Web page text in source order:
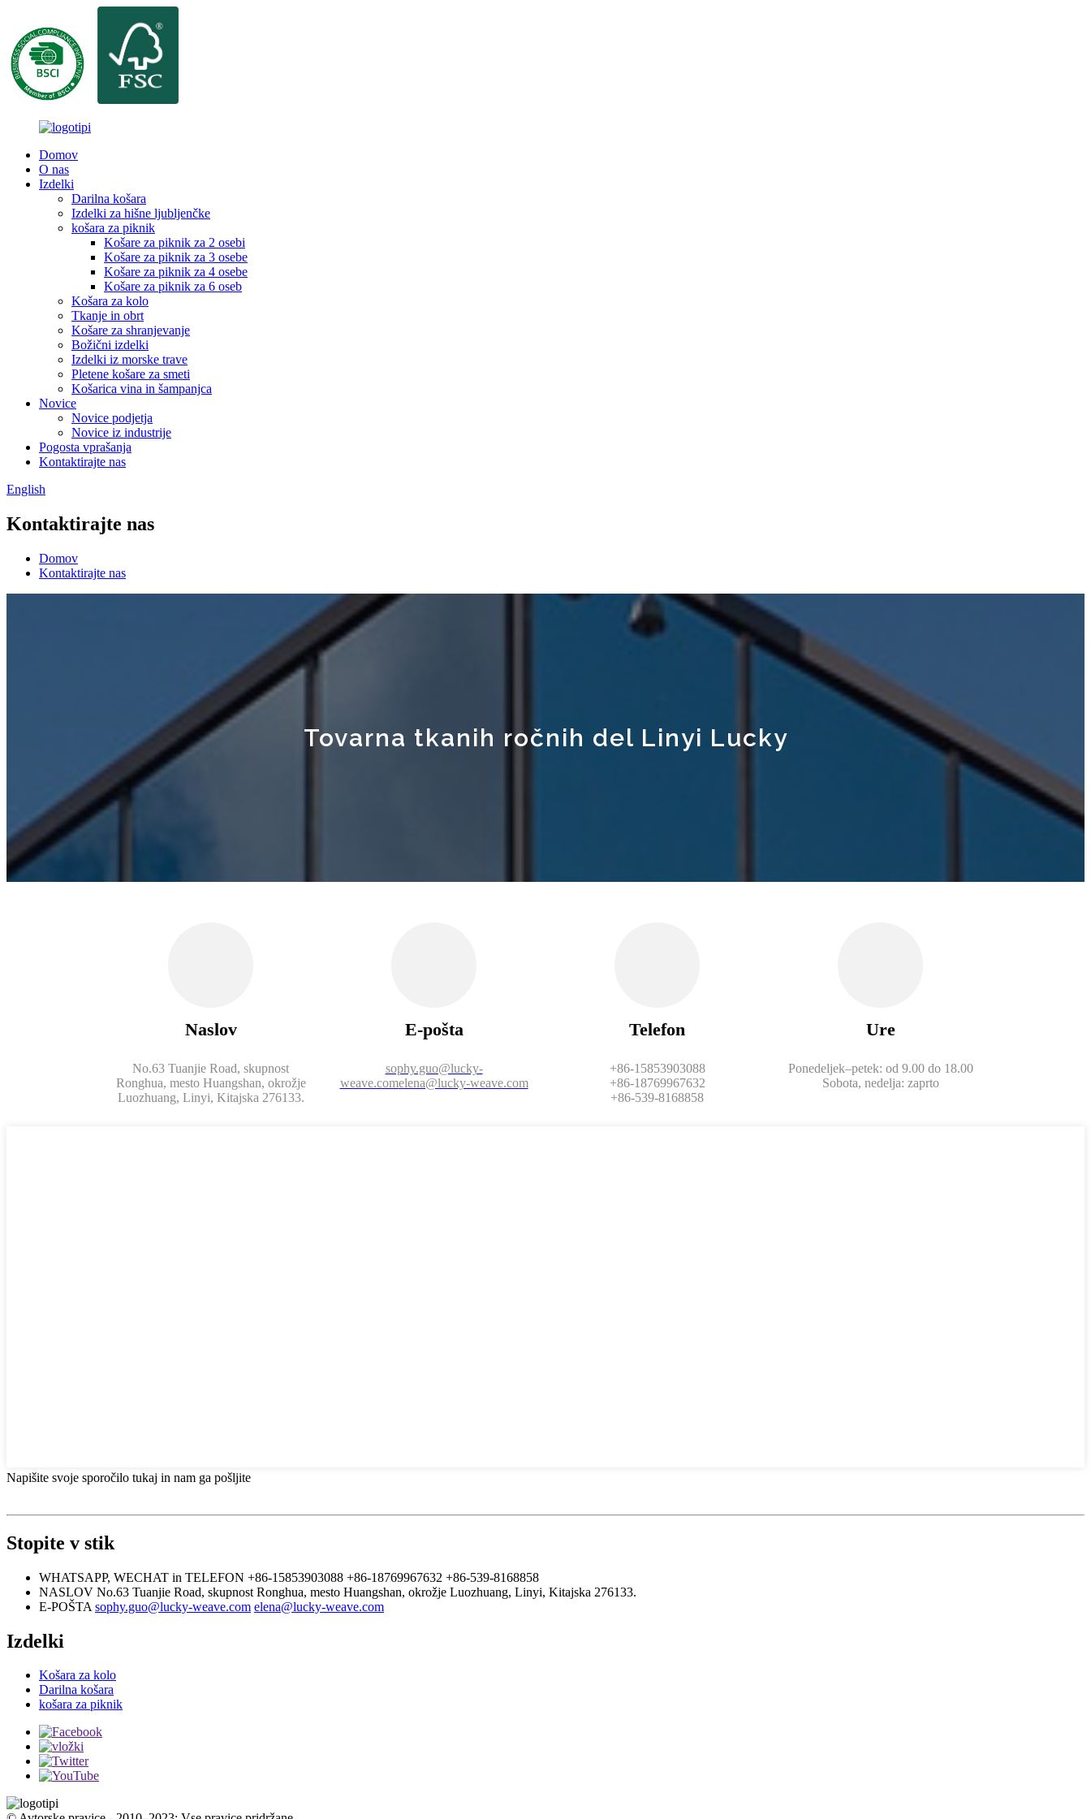
Domov
O nas
Izdelki
Darilna košara
Izdelki za hišne ljubljenčke
košara za piknik
Košare za piknik za 2 osebi
Košare za piknik za 3 osebe
Košare za piknik za 4 osebe
Košare za piknik za 6 oseb
Košara za kolo
Tkanje in obrt
Košare za shranjevanje
Božični izdelki
Izdelki iz morske trave
Pletene košare za smeti
Košarica vina in šampanjca
Novice
Novice podjetja
Novice iz industrije
Pogosta vprašanja
Kontaktirajte nas
English
Kontaktirajte nas
Domov
Kontaktirajte nas
Tovarna tkanih ročnih del Linyi Lucky
Naslov
No.63 Tuanjie Road, skupnost
Ronghua, mesto Huangshan, okrožje
Luozhuang, Linyi, Kitajska 276133.
E-pošta
sophy.guo@lucky-
weave.comelena@lucky-weave.com
Telefon
+86-15853903088
+86-18769967632
+86-539-8168858
Ure
Ponedeljek–petek: od 9.00 do 18.00
Sobota, nedelja: zaprto
Napišite svoje sporočilo tukaj in nam ga pošljite
Stopite v stik
WHATSAPP, WECHAT in TELEFON +86-15853903088 +86-18769967632 +86-539-8168858
NASLOV No.63 Tuanjie Road, skupnost Ronghua, mesto Huangshan, okrožje Luozhuang, Linyi, Kitajska 276133.
E-POŠTA sophy.guo@lucky-weave.com elena@lucky-weave.com
Izdelki
Košara za kolo
Darilna košara
košara za piknik